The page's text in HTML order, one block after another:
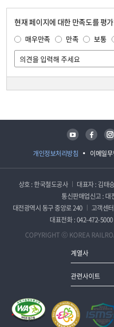
현재 페이지에 대한 만족도를 평
매우만족 만족 보통
개인정보처리방침 이메일
유튜브 페이스북 인스타그램
상호 : 한국철도공사 대표자 : 김태승
통신판매업신고 : 대
대전광역시 동구 중앙로 240
고객센
대표전화 : 042-472-5000
COPYRIGHT ⓒ KOREA
계열사
관련사이트